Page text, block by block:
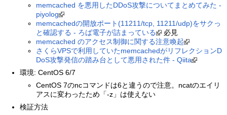
memcached を悪用したDDoS攻撃についてまとめてみた -
piyolog
memcachedの開放ポート(11211/tcp, 11211/udp)をサクっ
と確認する - ろば電子が詰まっている
必見
memcached のアクセス制御に関する注意喚起
さくらVPSで利用していたmemcachedがリフレクションD
DoS攻撃発信の踏み台として悪用された件 - Qiita
環境: CentOS 6/7
CentOS 7のncコマンドは6と違うので注意。ncatのエイリ
アスに変わったため「-z」は使えない
検証方法